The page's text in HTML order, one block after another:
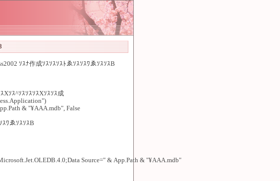
ｿｽﾅ作成ｿｽｿｽｿｽﾄゑｿｽｿｽﾜゑｿｽｿｽB
Xｿｽ^ｿｽｿｽｿｽXｿｽｿｽ成
& "¥AAA.mdb", False
ｽﾜゑｿｽｿｽB
Source=" & App.Path & "¥AAA.mdb"